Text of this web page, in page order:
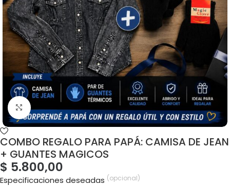
COMBO REGALO PARA PAPÁ: CAMISA DE JEAN
+ GUANTES MAGICOS
$ 5.800,00
Especificaciones deseadas (opcional)